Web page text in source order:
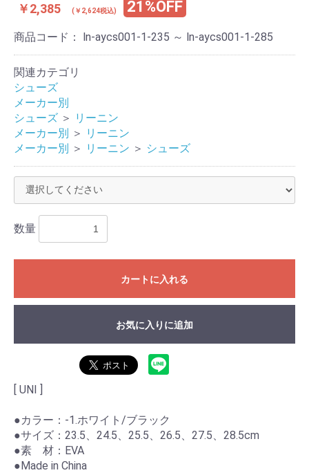
￥2,385 (￥2,624税込) 21%OFF
商品コード： ln-aycs001-1-235 ～ ln-aycs001-1-285
関連カテゴリ
シューズ
メーカー別
シューズ ＞ リーニン
メーカー別 ＞ リーニン
メーカー別 ＞ リーニン ＞ シューズ
数量
カートに入れる
お買い物を続ける
お気に入りに追加
[ UNI ]
●カラー：-1.ホワイト/ブラック
●サイズ：23.5、24.5、25.5、26.5、27.5、28.5cm
●素 材：EVA
●Made in China